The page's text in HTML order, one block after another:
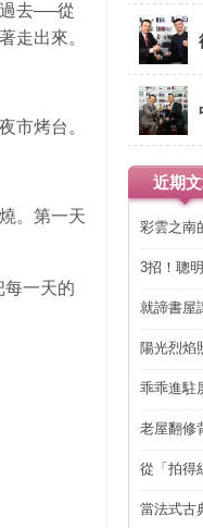
去──從
走出來。
市烤台。
。第一天
一天的
近期
彩雲之南
3招！聰
就諦書屋
陽光烈焰
乖乖進駐
老屋翻修
從「拍得
當法式古